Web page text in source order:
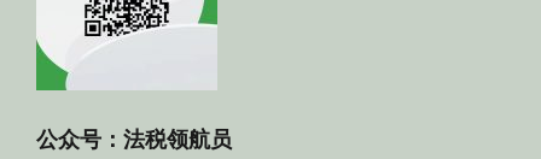
公众号：法税领航员